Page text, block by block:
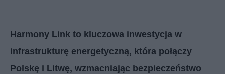
Harmony Link to kluczowa inwestycja w
infrastrukturę energetyczną, która połączy
Polskę i Litwę, wzmacniając bezpieczeństwo